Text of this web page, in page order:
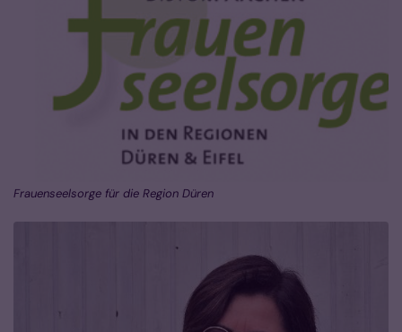
Frauenseelsorge für die Region Düren